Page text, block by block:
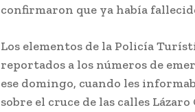
confirmaron que ya había
Los elementos de la Policía
reportados a los números de
ese domingo, cuando les
sobre el cruce de las calles